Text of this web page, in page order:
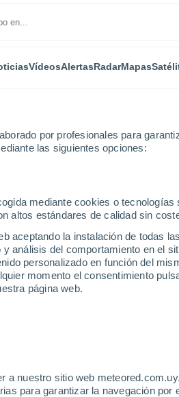
por profesionales para
las siguientes opciones:
mediante cookies o
altos estándares de calidad sin
aceptando la instalación de todas
análisis del comportamiento en el
personalizado en función del
momento el consentimiento
página web.
a nuestro sitio web
para garantizar la navegación por
VídeosAlertasRadarMapas
de Prado, Colombia! El fenómeno